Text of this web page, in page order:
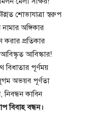
শোভাযাত্রা স্বরুপ
অঙ্গিকার
প্রতিকার
আবিস্কার!
বিধাতার পূর্ণময়
অভয়ব পূর্ণতা
কাবিন
বিবাহ বন্ধন।